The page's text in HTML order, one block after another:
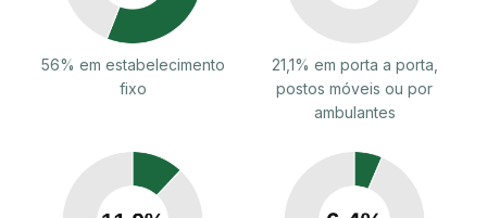
56% em estabelecimento
fixo
21,1% em porta a porta,
postos móveis ou por
ambulantes